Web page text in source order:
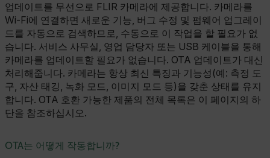
업데이트를 무선으로 FLIR 카메라에 제공합니다. 카메라를
Wi-Fi에 연결하면 새로운 기능, 버그 수정 및 펌웨어 업그레이
드를 자동으로 검색하므로, 수동으로 이 작업을 할 필요가 없
습니다. 서비스 사무실, 영업 담당자 또는 USB 케이블을 통해
카메라를 업데이트할 필요가 없습니다. OTA 업데이트가 대신
처리해줍니다. 카메라는 항상 최신 특징과 기능성(예: 측정 도
구, 자산 태깅, 녹화 모드, 이미지 모드 등)을 갖춘 상태를 유지
합니다. OTA 호환 가능한 제품의 전체 목록은 이 페이지의 하
단을 참조하십시오.
OTA는 어떻게 작동합니까?